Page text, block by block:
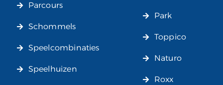
Parcours
Schommels
Speelcombinaties
Speelhuizen
Park
Toppico
Naturo
Roxx